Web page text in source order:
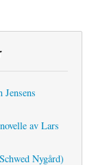
av Lars
Nygård)